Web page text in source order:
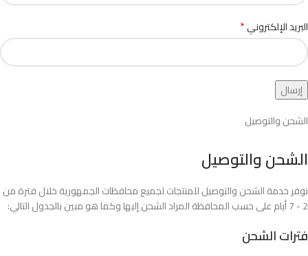
البريد الإلكتروني*
الشحن والتوصيل
الشحن والتوصيل
نوفر خدمة الشحن والتوصيل للمنتجات لجميع محافظات الجمهورية خلال فترة من
2 - 7 أيام على حسب المحافظة المراد الشحن إليها وكما هو مبين بالجدول التالي:
فترات الشحن